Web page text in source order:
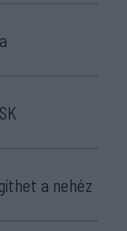
a nehéz